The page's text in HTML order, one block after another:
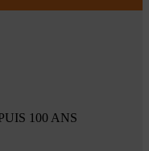
100 ANS